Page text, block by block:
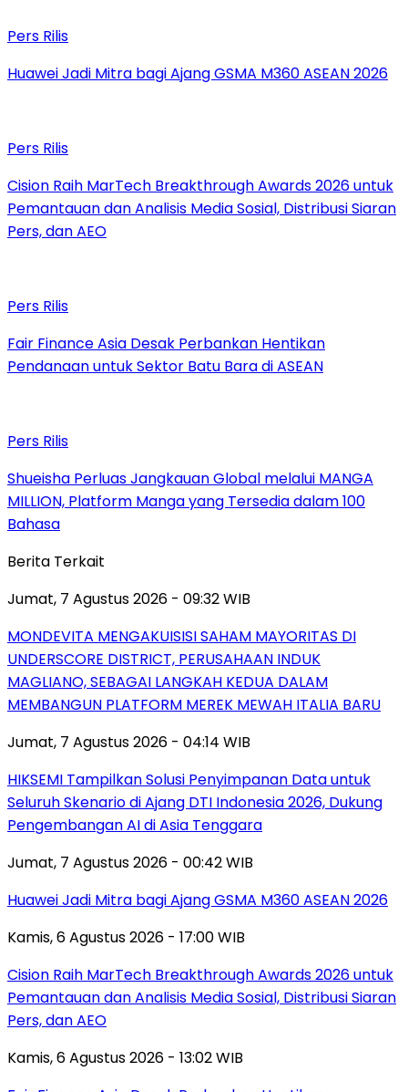
Pers Rilis
Huawei Jadi Mitra bagi Ajang GSMA M360 ASEAN 2026
Pers Rilis
Cision Raih MarTech Breakthrough Awards 2026 untuk
Pemantauan dan Analisis Media Sosial, Distribusi Siaran
Pers, dan AEO
Pers Rilis
Fair Finance Asia Desak Perbankan Hentikan
Pendanaan untuk Sektor Batu Bara di ASEAN
Pers Rilis
Shueisha Perluas Jangkauan Global melalui MANGA
MILLION, Platform Manga yang Tersedia dalam 100
Bahasa
Berita Terkait
Jumat, 7 Agustus 2026 - 09:32 WIB
MONDEVITA MENGAKUISISI SAHAM MAYORITAS DI
UNDERSCORE DISTRICT, PERUSAHAAN INDUK
MAGLIANO, SEBAGAI LANGKAH KEDUA DALAM
MEMBANGUN PLATFORM MEREK MEWAH ITALIA BARU
Jumat, 7 Agustus 2026 - 04:14 WIB
HIKSEMI Tampilkan Solusi Penyimpanan Data untuk
Seluruh Skenario di Ajang DTI Indonesia 2026, Dukung
Pengembangan AI di Asia Tenggara
Jumat, 7 Agustus 2026 - 00:42 WIB
Huawei Jadi Mitra bagi Ajang GSMA M360 ASEAN 2026
Kamis, 6 Agustus 2026 - 17:00 WIB
Cision Raih MarTech Breakthrough Awards 2026 untuk
Pemantauan dan Analisis Media Sosial, Distribusi Siaran
Pers, dan AEO
Kamis, 6 Agustus 2026 - 13:02 WIB